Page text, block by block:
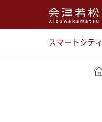
スマートシティ